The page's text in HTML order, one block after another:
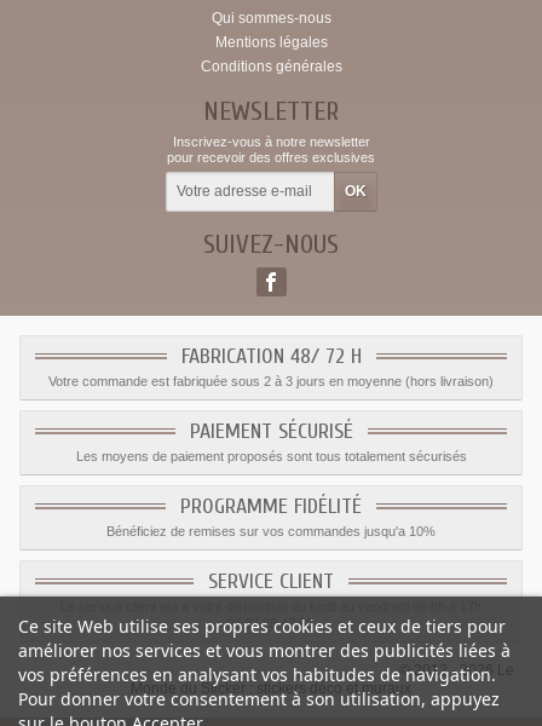
Qui sommes-nous
Mentions légales
Conditions générales
NEWSLETTER
Inscrivez-vous à notre newsletter
pour recevoir des offres exclusives
SUIVEZ-NOUS
FABRICATION 48/ 72 H
Votre commande est fabriquée sous 2 à 3 jours en moyenne (hors livraison)
PAIEMENT SÉCURISÉ
Les moyens de paiement proposés sont tous totalement sécurisés
PROGRAMME FIDÉLITÉ
Bénéficiez de remises sur vos commandes jusqu'a 10%
SERVICE CLIENT
09.82.28.47.69.
© 2012 - 2026 Le
Monde du Sticker :
stickers déco et muraux
Ce site Web utilise ses propres cookies et ceux de tiers pour
améliorer nos services et vous montrer des publicités liées à
vos préférences en analysant vos habitudes de navigation.
Pour donner votre consentement à son utilisation, appuyez